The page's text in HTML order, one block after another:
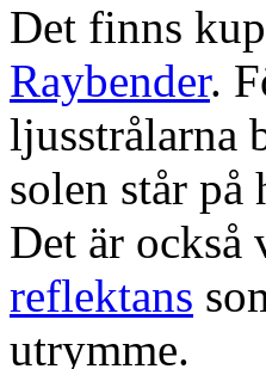
Det finns
Raybender.
ljusstrålarna
solen står på
Det är också
reflektans
utrymme.